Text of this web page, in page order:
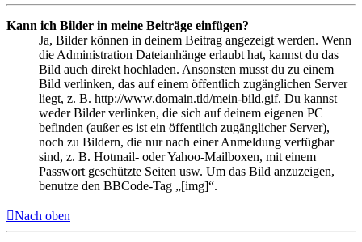
Kann ich Bilder in meine Beiträge einfügen?
Ja, Bilder können in deinem Beitrag angezeigt werden. Wenn
die Administration Dateianhänge erlaubt hat, kannst du das
Bild auch direkt hochladen. Ansonsten musst du zu einem
Bild verlinken, das auf einem öffentlich zugänglichen Server
liegt, z. B. http://www.domain.tld/mein-bild.gif. Du kannst
weder Bilder verlinken, die sich auf deinem eigenen PC
befinden (außer es ist ein öffentlich zugänglicher Server),
noch zu Bildern, die nur nach einer Anmeldung verfügbar
sind, z. B. Hotmail- oder Yahoo-Mailboxen, mit einem
Passwort geschützte Seiten usw. Um das Bild anzuzeigen,
benutze den BBCode-Tag „[img]“.
Nach oben